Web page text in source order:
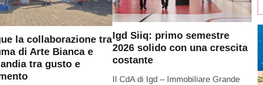
la collaborazione tra
di Arte Bianca e
tra gusto e
Igd Siiq: primo semestre
2026 solido con una crescita
costante
Il CdA di Igd – Immobiliare Grande